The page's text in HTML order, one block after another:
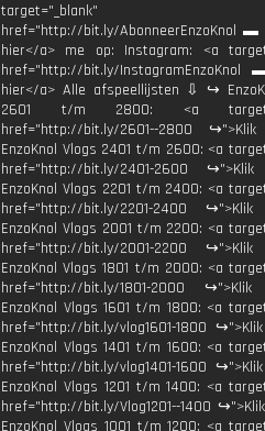
target="_blank"
href="http://bit.ly/AbonneerEnzoKnol ▬
hier</a> me op: Instagram: <a
href="http://bit.ly/InstagramEnzoKnol
hier</a> Alle afspeellijsten ⇩ ↪
2601 t/m 2800: <a
href="http://bit.ly/2601--2800
EnzoKnol Vlogs 2401 t/m 2600: <a
href="http://bit.ly/2401-2600 ↪">Klik
EnzoKnol Vlogs 2201 t/m 2400: <a
href="http://bit.ly/2201-2400 ↪">Klik
EnzoKnol Vlogs 2001 t/m 2200: <a
href="http://bit.ly/2001-2200 ↪">Klik
EnzoKnol Vlogs 1801 t/m 2000: <a
href="http://bit.ly/1801-2000 ↪">Klik
EnzoKnol Vlogs 1601 t/m 1800: <a
href="http://bit.ly/vlog1601-1800
EnzoKnol Vlogs 1401 t/m 1600: <a
href="http://bit.ly/vlog1401-1600
EnzoKnol Vlogs 1201 t/m 1400: <a
href="http://bit.ly/Vlog1201--1400
EnzoKnol Vlogs 1001 t/m 1200: <a